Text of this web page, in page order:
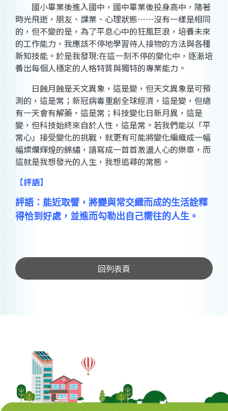
國小畢業後進入國中，國中畢業後投身高中，隨著
時光飛逝，朋友、課業、心理狀態……沒有一樣是相同
的，但不變的是，為了平息心中的狂風巨浪，培養未來
的工作能力，我應該不停地學習待人接物的方法與各種
新知技能。於是我發現:在這一刻不停的變化中，逐漸培
養出每個人穩定的人格特質與獨特的專業能力。
日蝕月蝕是天文異象，這是變，但天文異象是可預
測的，這是常；新冠病毒重創全球經濟，這是變，但總
有一天會有解藥，這是常；科技變化日新月異，這是
變，但科技始終來自於人性，這是常。若我們能以「平
常心」接受變化的挑戰，就更有可能將變化編織成一幅
幅燦爛輝煌的錦繡，譜寫成一首首激盪人心的樂章，而
這就是我想發光的人生，我想追尋的常態。
【評語】
評語：能近取譬，將變與常交織而成的生活詮釋
得恰到好處，並進而勾勒出自己嚮往的人生。
回列表頁